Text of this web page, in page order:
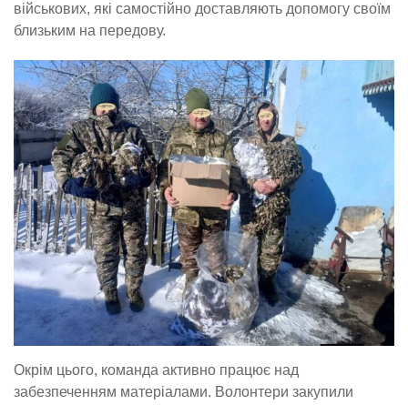
військових, які самостійно доставляють допомогу своїм
близьким на передову.
Окрім цього, команда активно працює над
забезпеченням матеріалами. Волонтери закупили